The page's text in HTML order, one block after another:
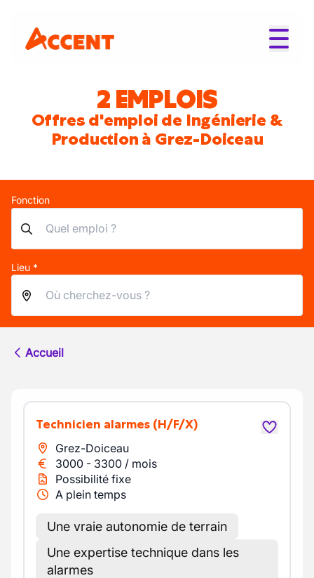
2 EMPLOIS
Offres d'emploi de Ingénierie &
Production à Grez-Doiceau
Fonction
Lieu *
Accueil
Technicien alarmes (H/F/X)
Grez-Doiceau
3000 - 3300 / mois
Possibilité fixe
A plein temps
Une vraie autonomie de terrain
Une expertise technique dans les
alarmes